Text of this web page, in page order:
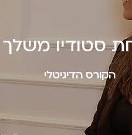
סטודיו
הקורס הדיגיטלי